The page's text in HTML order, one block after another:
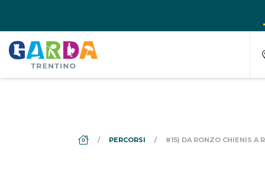
DS_BREADCRUMB.HOME
PERCORSI #15) DA RONZO CHIENIS A